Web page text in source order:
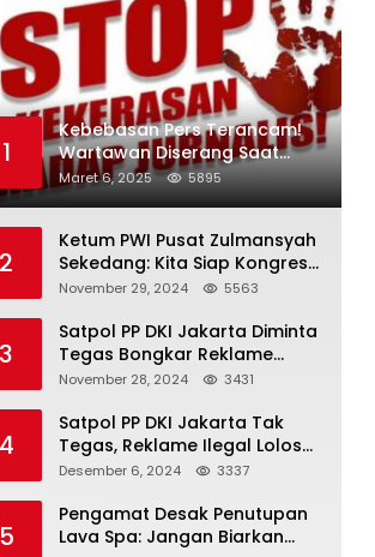
1
Kebebasan Pers Terancam!
Wartawan Diserang Saat
Investigasi Jaringan Obat
Terlarang
Maret 6, 2025 5895
2
Ketum PWI Pusat Zulmansyah
Sekedang: Kita Siap Kongres
PWI Sebelum 15 Desember
November 29, 2024 5563
3
Satpol PP DKI Jakarta Diminta
Tegas Bongkar Reklame
Ilegal
November 28, 2024 3431
4
Satpol PP DKI Jakarta Tak
Tegas, Reklame Ilegal Lolos
Penindakan
Desember 6, 2024 3337
5
Pengamat Desak Penutupan
Lava Spa: Jangan Biarkan